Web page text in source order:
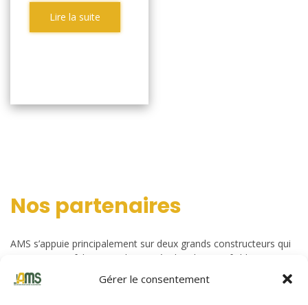
Gérer le consentement
Lire la suite
Nos partenaires
AMS s’appuie principalement sur deux grands constructeurs qui
conçoivent et fabriquent des matériels robustes, fiables,
productifs et techniquement aboutis.